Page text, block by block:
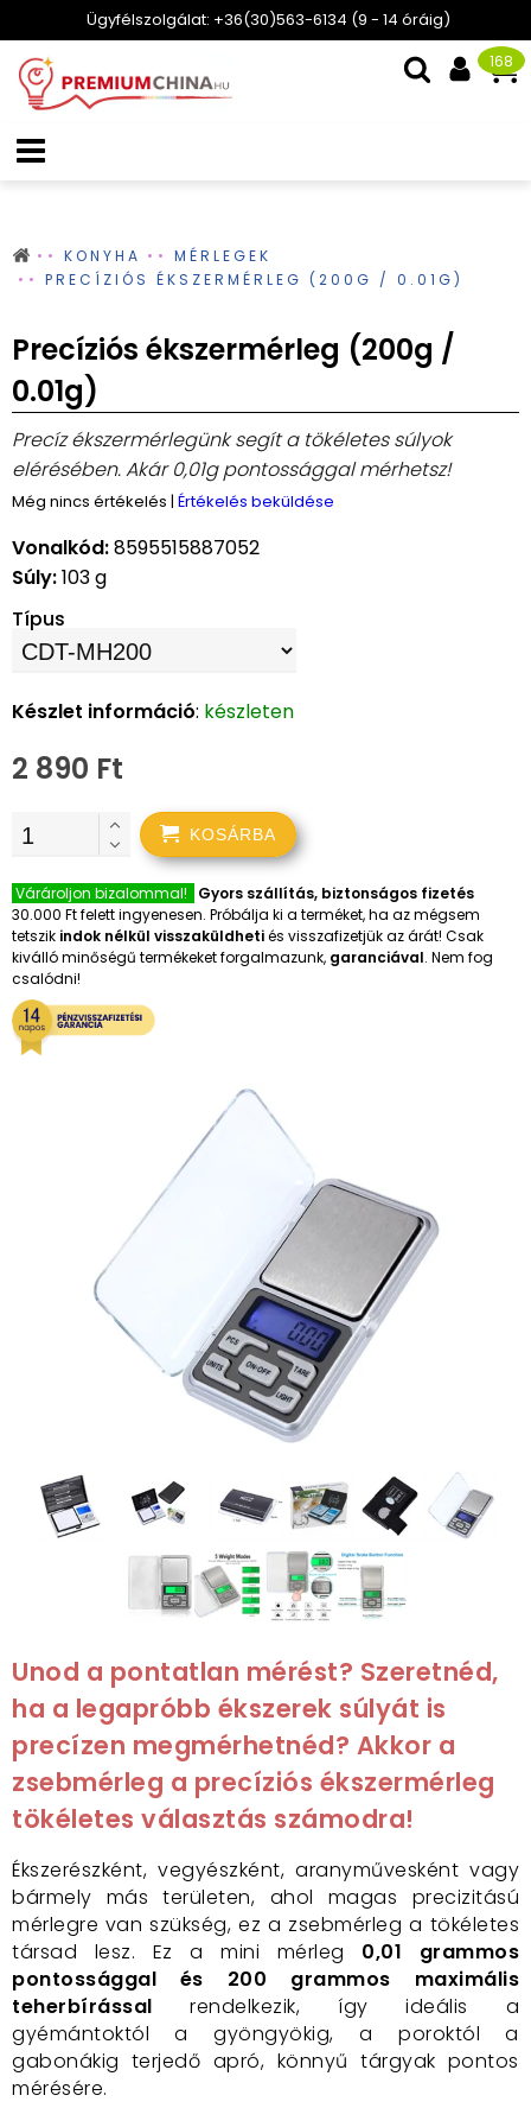
Ügyfélszolgálat: +36(30)563-6134 (9 - 14 óráig)
168
KONYHA
MÉRLEGEK
PRECÍZIÓS ÉKSZERMÉRLEG (200G / 0.01G)
Precíziós ékszermérleg (200g /
0.01g)
Precíz ékszermérlegünk segít a tökéletes súlyok
elérésében. Akár 0,01g pontossággal mérhetsz!
Még nincs értékelés | Értékelés beküldése
Vonalkód:8595515887052
Súly:103 g
Típus
Készlet információ: készleten
2 890 Ft
KOSÁRBA
Várároljon bizalommal!
Gyors szállítás, biztonságos fizetés
30.000 Ft felett ingyenesen. Próbálja ki a terméket, ha az mégsem
tetszik indok nélkül visszaküldhetiés visszafizetjük az árát! Csak
kiválló minőségű termékeket forgalmazunk, garanciával. Nem fog
csalódni!
Unod a pontatlan mérést? Szeretnéd,
ha a legapróbb ékszerek súlyát is
precízen megmérhetnéd? Akkor a
zsebmérleg a precíziós ékszermérleg
tökéletes választás számodra!
Ékszerészként, vegyészként, aranyművesként vagy
bármely más területen, ahol magas precizitású
mérlegre van szükség, ez a zsebmérleg a tökéletes
társad lesz. Ez a mini mérleg 0,01 grammos
pontossággal és 200 grammos maximális
teherbírássalrendelkezik, így ideális a
gyémántoktól a gyöngyökig, a poroktól a
gabonákig terjedő apró, könnyű tárgyak pontos
mérésére.